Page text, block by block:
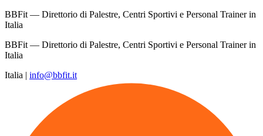
BBFit — Direttorio di Palestre, Centri Sportivi e Personal Trainer in
Italia
BBFit — Direttorio di Palestre, Centri Sportivi e Personal Trainer in
Italia
Italia | info@bbfit.it